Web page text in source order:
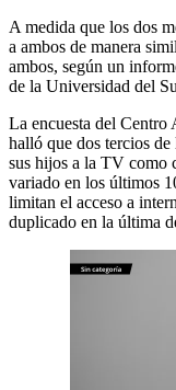
A medida que los dos
a ambos de manera
ambos, según un
de la Universidad del
La encuesta del
halló que dos tercios de
sus hijos a la TV como
variado en los últimos
limitan el acceso a
duplicado en la última